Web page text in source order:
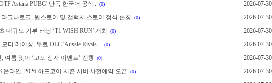
Astana PUBG' 단독 한국어 공식..
(0)
2026-07-30
그나로크, 원스토어 및 갤럭시 스토어 정식 론칭
(0)
2026-07-30
대규모 기부 러닝 ‘T1 WISH RUN’ 개최
(0)
2026-07-30
터 레이싱, 무료 DLC 'Aussie Rivals ..
(0)
2026-07-30
여름 맞이 ‘고포 상자 이벤트’ 진행
(0)
2026-07-30
온라인, 2026 하드코어 시즌 서버 사전예약 오픈
(0)
2026-07-30